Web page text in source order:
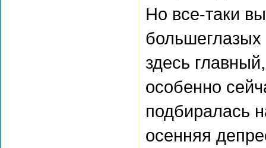
Но все-таки
большеглазых
здесь
особенно
подбиралась
осенняя